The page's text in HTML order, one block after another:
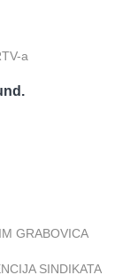
a
GRABOVICA
SINDIKATA